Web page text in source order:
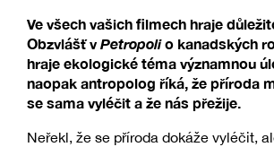
Ve všech vašich filmech hraje
Obzvlášť v Petropolio kanadských
hraje ekologické téma významnou
naopak antropolog říká, že příroda
se sama vyléčit a že nás přežije.
Neřekl, že se příroda dokáže vyléčit,